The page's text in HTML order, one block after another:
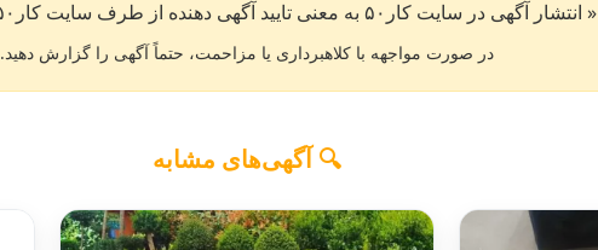
« انتشار آگهی در سایت کار۵۰ به معنی تایید آگهی دهنده از طرف سایت کار۵۰ نمی باشد. »
در صورت مواجهه با کلاهبرداری یا مزاحمت، حتماً آگهی را گزارش دهید.
🔍 آگهی‌های مشابه